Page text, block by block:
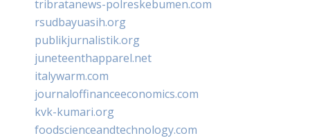
tribratanews-polreskebumen.com
rsudbayuasih.org
publikjurnalistik.org
juneteenthapparel.net
italywarm.com
journaloffinanceeconomics.com
kvk-kumari.org
foodscienceandtechnology.com